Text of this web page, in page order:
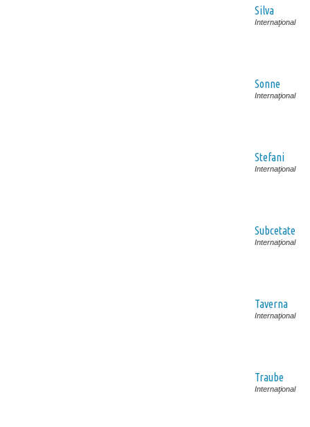
Silva
Internaţional
Sonne
Internaţional
Stefani
Internaţional
Subcetate
Internaţional
Taverna
Internaţional
Traube
Internaţional